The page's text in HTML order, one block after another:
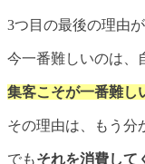
3つ目の最後の理由
今一番難しいのは、
集客こそが一番難し
その理由は、もう分
でもそれを消費して